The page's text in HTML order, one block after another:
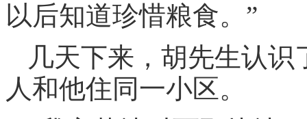
以后知道珍惜粮食。”
几天下来，胡先生认
人和他住同一小区。